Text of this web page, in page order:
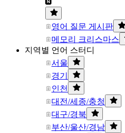
영어 질문 게시판
메모리 크리스마스
지역별 언어 스터디
서울
경기
인천
대전/세종/충청
대구/경북
부산/울산/경남